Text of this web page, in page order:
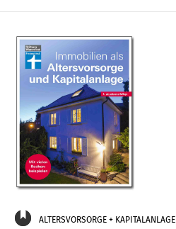
ALTERSVORSORGE + KAPITALANLAGE